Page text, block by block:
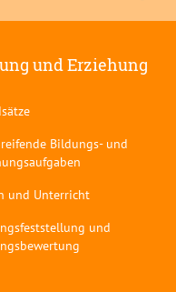
und Erziehung
Bildungs- und
und Unterricht
und